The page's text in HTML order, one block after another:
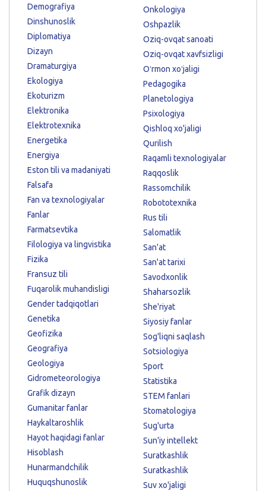
Demografiya
Dinshunoslik
Diplomatiya
Dizayn
Dramaturgiya
Ekologiya
Ekoturizm
Elektronika
Elektrotexnika
Energetika
Energiya
Eston tili va madaniyati
Falsafa
Fan va texnologiyalar
Fanlar
Farmatsevtika
Filologiya va lingvistika
Fizika
Fransuz tili
Fuqarolik muhandisligi
Gender tadqiqotlari
Genetika
Geofizika
Geografiya
Geologiya
Gidrometeorologiya
Grafik dizayn
Gumanitar fanlar
Haykaltaroshlik
Hayot haqidagi fanlar
Hisoblash
Hunarmandchilik
Huquqshunoslik
Onkologiya
Oshpazlik
Oziq-ovqat sanoati
Oziq-ovqat xavfsizligi
Oʻrmon xoʻjaligi
Pedagogika
Planetologiya
Psixologiya
Qishloq xo'jaligi
Qurilish
Raqamli texnologiyalar
Raqqoslik
Rassomchilik
Robototexnika
Rus tili
Salomatlik
San'at
San'at tarixi
Savodxonlik
Shaharsozlik
She'riyat
Siyosiy fanlar
Sog'liqni saqlash
Sotsiologiya
Sport
Statistika
STEM fanlari
Stomatologiya
Sug'urta
Sun'iy intellekt
Suratkashlik
Suratkashlik
Suv xo'jaligi